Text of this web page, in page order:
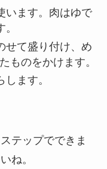
います。肉はゆで
せて盛り付け、め
ものをかけます。
ます。
テップでできま
ね。